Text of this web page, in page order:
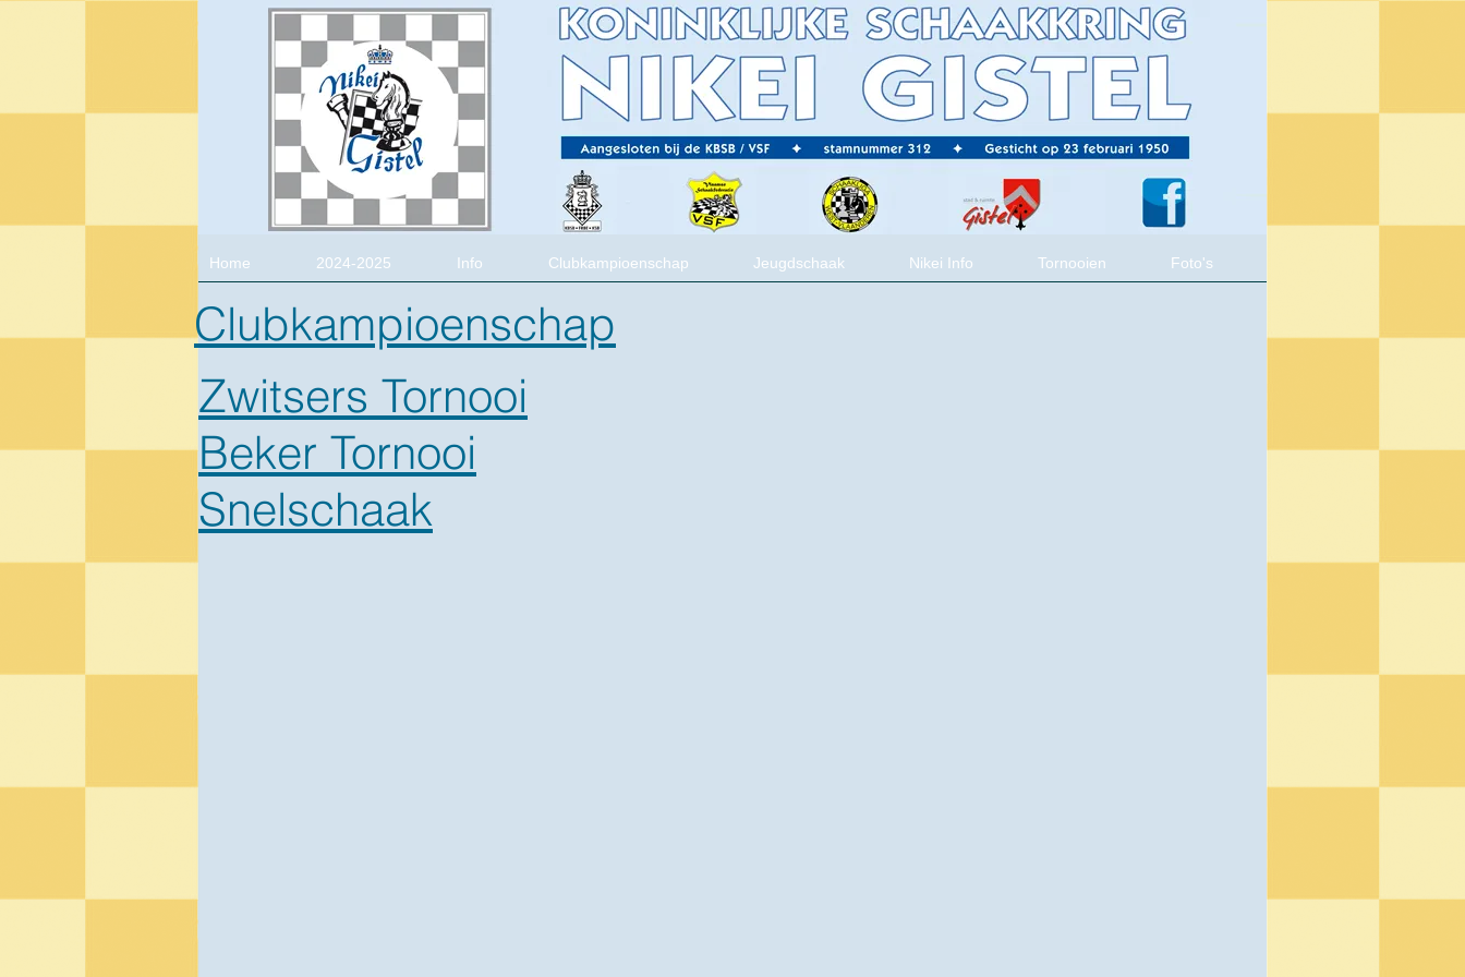
Home 2024-2025 Info Clubkampioenschap Jeugdschaak Nikei Info Tornooien Foto's
Clubkampioenschap
Zwitsers Tornooi
Beker Tornooi
Snelschaak